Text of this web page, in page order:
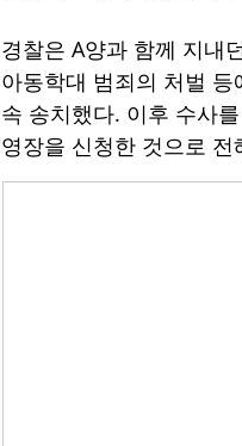
경찰은 A양과 함께 지내
아동학대 범죄의 처벌
속 송치했다. 이후 수사
영장을 신청한 것으로 전